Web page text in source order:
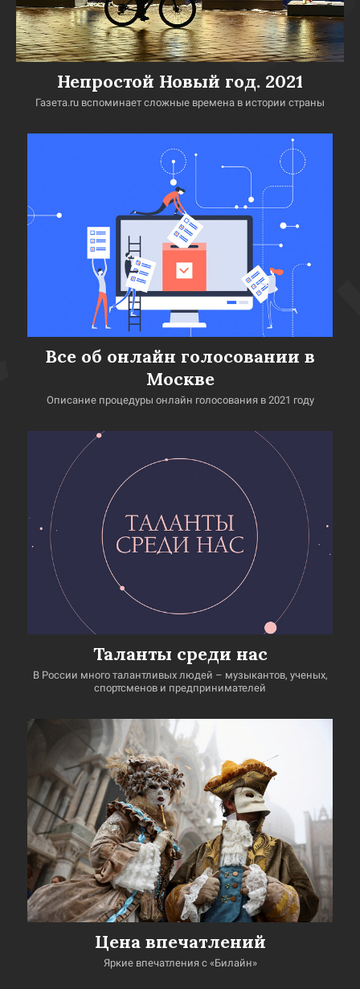
Непростой Новый год. 2021
Газета.ru вспоминает сложные времена в истории страны
Все об онлайн голосовании в
Москве
Описание процедуры онлайн голосования в 2021 году
Таланты среди нас
В России много талантливых людей – музыкантов, ученых,
спортсменов и предпринимателей
Цена впечатлений
Яркие впечатления с «Билайн»